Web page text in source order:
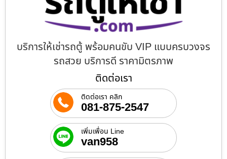
บริการให้เช่ารถตู้ พร้อมคนขับ VIP แบบครบวงจร
รถสวย บริการดี ราคามิตรภาพ
ติดต่อเรา
ติดต่อเรา คลิก
081-875-2547
เพิ่มเพื่อน Line
van958